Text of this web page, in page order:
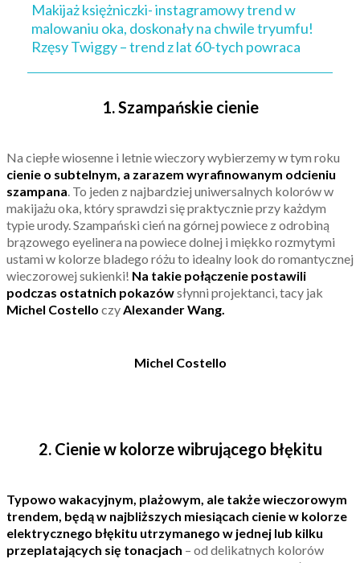
Makijaż księżniczki- instagramowy trend w
malowaniu oka, doskonały na chwile tryumfu!
Rzęsy Twiggy – trend z lat 60-tych powraca
1. Szampańskie cienie
Na ciepłe wiosenne i letnie wieczory wybierzemy w tym roku
cienie o subtelnym, a zarazem wyrafinowanym odcieniu
szampana. To jeden z najbardziej uniwersalnych kolorów w
makijażu oka, który sprawdzi się praktycznie przy każdym
typie urody. Szampański cień na górnej powiece z odrobiną
brązowego eyelinera na powiece dolnej i miękko rozmytymi
ustami w kolorze bladego różu to idealny look do romantycznej
wieczorowej sukienki! Na takie połączenie postawili
podczas ostatnich pokazówsłynni projektanci, tacy jak
Michel Costello czyAlexander Wang.
Michel Costello
2. Cienie w kolorze wibrującego błękitu
Typowo wakacyjnym, plażowym, ale także wieczorowym
trendem, będą w najbliższych miesiącach cienie w kolorze
elektrycznego błękitu utrzymanego w jednej lub kilku
przeplatających się tonacjach – od delikatnych kolorów